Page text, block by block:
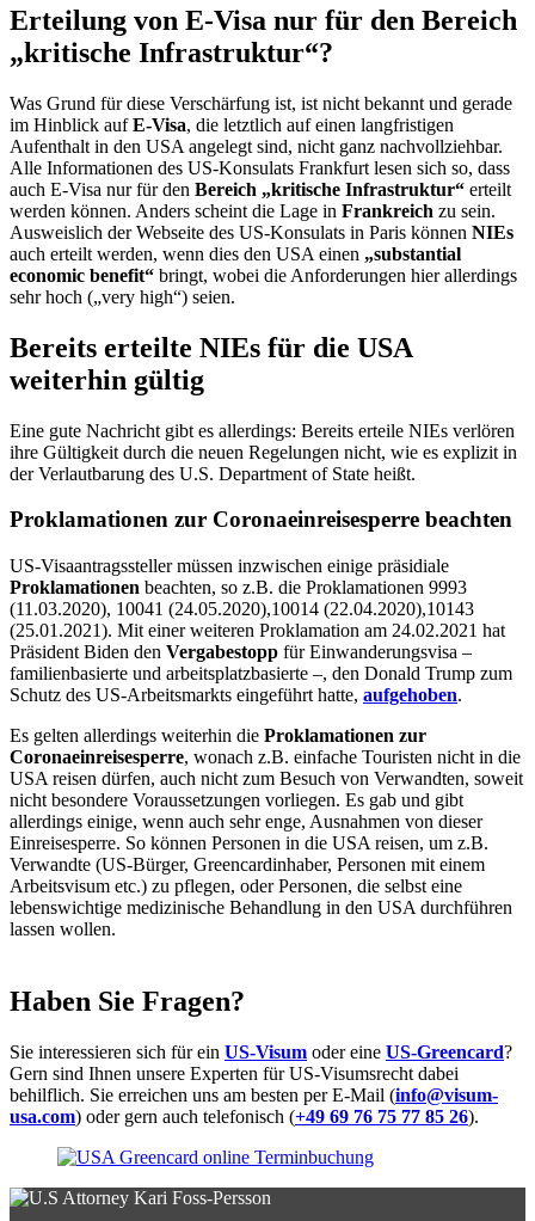
Erteilung von E-Visa nur für den Bereich
„kritische Infrastruktur“?
Was Grund für diese Verschärfung ist, ist nicht bekannt und gerade
im Hinblick aufE-Visa, die letztlich auf einen langfristigen
Aufenthalt in den USA angelegt sind, nicht ganz nachvollziehbar.
Alle Informationen des US-Konsulats Frankfurt lesen sich so, dass
auch E-Visa nur für den Bereich „kritische Infrastruktur“ erteilt
werden können. Anders scheint die Lage in Frankreich zu sein.
Ausweislich der Webseite des US-Konsulats in Paris können NIEs
auch erteilt werden, wenn dies den USA einen „substantial
economic benefit“ bringt, wobei die Anforderungen hier allerdings
sehr hoch („very high“) seien.
Bereits erteilte NIEs für die USA
weiterhin gültig
Eine gute Nachricht gibt es allerdings: Bereits erteile NIEs verlören
ihre Gültigkeit durch die neuen Regelungen nicht, wie es explizit in
der Verlautbarung des U.S. Department of State heißt.
Proklamationen zur Coronaeinreisesperre beachten
US-Visaantragssteller müssen inzwischen einige präsidiale
Proklamationen beachten, so z.B. die Proklamationen 9993
(11.03.2020), 10041 (24.05.2020),10014 (22.04.2020),10143
(25.01.2021). Mit einer weiteren Proklamation am 24.02.2021 hat
Präsident Biden den Vergabestopp für Einwanderungsvisa –
familienbasierte und arbeitsplatzbasierte –, den Donald Trump zum
Schutz des US-Arbeitsmarkts eingeführt hatte, aufgehoben.
Es gelten allerdings weiterhin die Proklamationen zur
Coronaeinreisesperre, wonach z.B. einfache Touristen nicht in die
USA reisen dürfen, auch nicht zum Besuch von Verwandten, soweit
nicht besondere Voraussetzungen vorliegen. Es gab und gibt
allerdings einige, wenn auch sehr enge, Ausnahmen von dieser
Einreisesperre. So können Personen in die USA reisen, um z.B.
Verwandte (US-Bürger, Greencardinhaber, Personen mit einem
Arbeitsvisum etc.) zu pflegen, oder Personen, die selbst eine
lebenswichtige medizinische Behandlung in den USA durchführen
lassen wollen.
Haben Sie Fragen?
Sie interessieren sich für ein US-Visum oder eine US-Greencard?
Gern sind Ihnen unsere Experten für US-Visumsrecht dabei
behilflich. Sie erreichen uns am besten per E-Mail (info@visum-
usa.com) oder gern auch telefonisch (+49 69 76 75 77 85 26).